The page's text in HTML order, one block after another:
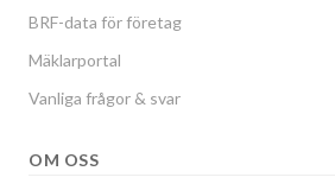
BRF-data för företag
Mäklarportal
Vanliga frågor & svar
OM OSS